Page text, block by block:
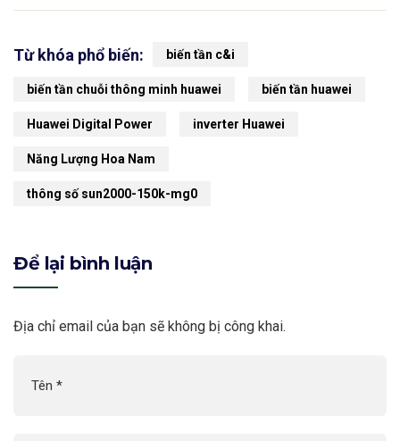
Từ khóa phổ biến: biến tần c&i
biến tần chuỗi thông minh huawei biến tần huawei
Huawei Digital Power inverter Huawei
Năng Lượng Hoa Nam
thông số sun2000-150k-mg0
Để lại bình luận
Địa chỉ email của bạn sẽ không bị công khai.